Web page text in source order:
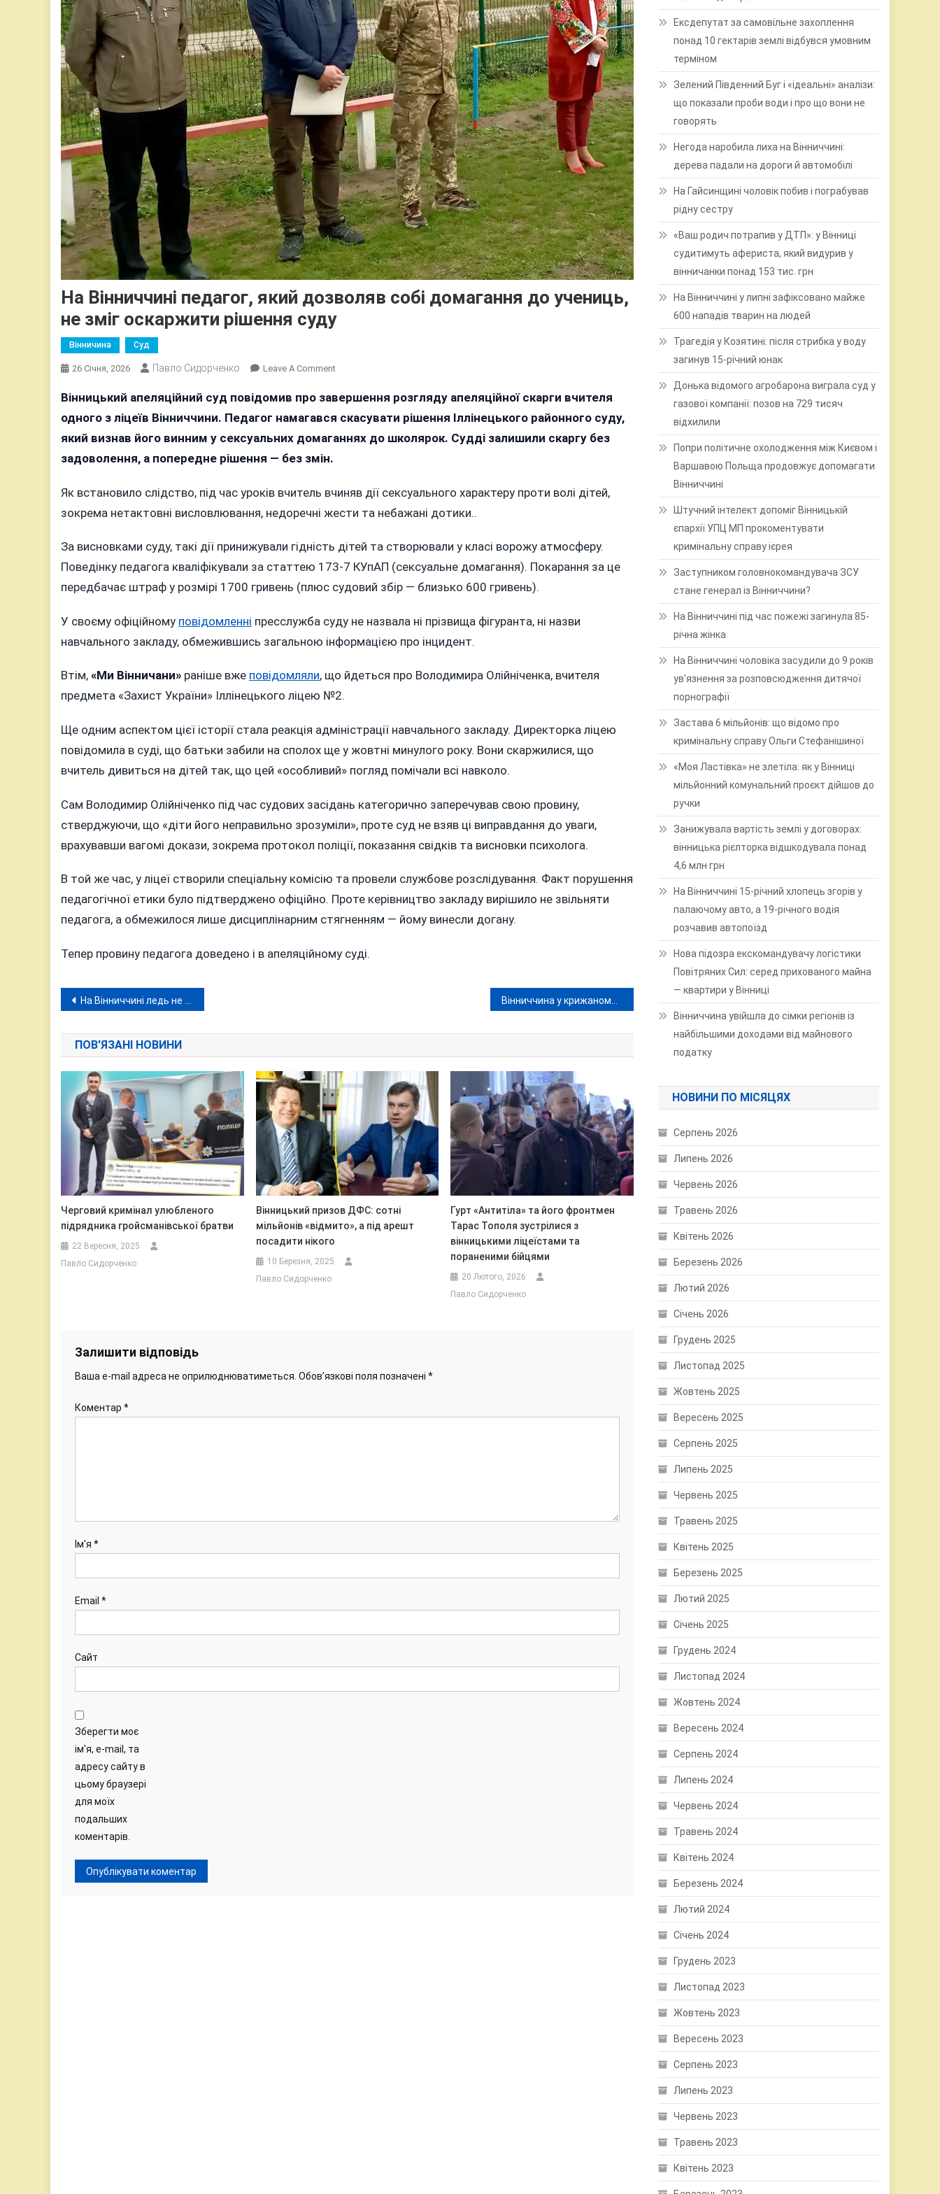
На Вінниччині педагог, який дозволяв собі домагання до учениць,
не зміг оскаржити рішення суду
Вінничина Суд
26 Січня, 2026 Павло Сидорченко Leave A CommentOn
Вінниччині
Педагог,
До
Учениць,
Зміг
Оскаржити
Суду
Вінницький апеляційний суд повідомив про завершення розгляду апеляційної скарги вчителя
одного з ліцеїв Вінниччини. Педагог намагався скасувати рішення Іллінецького районного суду,
який визнав його винним у сексуальних домаганнях до школярок. Судді залишили скаргу без
задоволення, а попередне рішення — без змін.
Як встановило слідство, під час уроків вчитель вчиняв дії сексуального характеру проти волі дітей,
зокрема нетактовні висловлювання, недоречні жести та небажані дотики..
За висновками суду, такі дії принижували гідність дітей та створювали у класі ворожу атмосферу.
Поведінку педагога кваліфікували за статтею 173-7 КУпАП (сексуальне домагання). Покарання за це
передбачає штраф у розмірі 1700 гривень (плюс судовий збір — близько 600 гривень).
У своєму офіційному повідомленні пресслужба суду не назвала ні прізвища фігуранта, ні назви
навчального закладу, обмежившись загальною інформацією про інцидент.
Втім, «Ми Вінничани» раніше вже повідомляли, що йдеться про Володимира Олійніченка, вчителя
предмета «Захист України» Іллінецького ліцею №2.
Ще одним аспектом цієї історії стала реакція адміністрації навчального закладу. Директорка ліцею
повідомила в суді, що батьки забили на сполох ще у жовтні минулого року. Вони скаржилися, що
вчитель дивиться на дітей так, що цей «особливий» погляд помічали всі навколо.
Сам Володимир Олійніченко під час судових засідань категорично заперечував свою провину,
стверджуючи, що «діти його неправильно зрозуміли», проте суд не взяв ці виправдання до уваги,
врахувавши вагомі докази, зокрема протокол поліції, показання свідків та висновки психолога.
В той же час, у ліцеї створили спеціальну комісію та провели службове розслідування. Факт порушення
педагогічної етики було підтверджено офіційно. Проте керівництво закладу вирішило не звільняти
педагога, а обмежилося лише дисциплінарним стягненням — йому винесли догану.
Тепер провину педагога доведено і в апеляційному суді.
Навігація
записів
На Вінниччині ледь не згоріла зменшена копія Володимирського собору
ПОВ'ЯЗАНІ НОВИНИ
Черговий кримінал улюбленого
підрядника гройсманівської братви
22 Вересня, 2025
Павло Сидорченко
Вінницький призов ДФС: сотні
мільйонів «відмито», а під арешт
посадити нікого
10 Березня, 2025
Павло Сидорченко
Гурт «Антитіла» та його фронтмен
Тарас Тополя зустрілися з
вінницькими ліцеїстами та
пораненими бійцями
20 Лютого, 2026
Павло Сидорченко
Залишити відповідь
Ваша e-mail адреса не оприлюднюватиметься. Обов’язкові поля позначені *
Коментар *
Ім'я *
Email *
Сайт
Зберегти моє
ім'я, e-mail, та
адресу сайту в
цьому браузері
для моїх
подальших
коментарів.
Ексдепутат за самовільне захоплення
понад 10 гектарів землі відбувся умовним
терміном
Зелений Південний Буг і «ідеальні» аналізи:
що показали проби води і про що вони не
говорять
Негода наробила лиха на Вінниччині:
дерева падали на дороги й автомобілі
На Гайсинщині чоловік побив і пограбував
рідну сестру
«Ваш родич потрапив у ДТП»: у Вінниці
судитимуть афериста, який видурив у
вінничанки понад 153 тис. грн
На Вінниччині у липні зафіксовано майже
600 нападів тварин на людей
Трагедія у Козятині: після стрибка у воду
загинув 15-річний юнак
Донька відомого агробарона виграла суд у
газової компанії: позов на 729 тисяч
відхилили
Попри політичне охолодження між Києвом і
Варшавою Польща продовжує допомагати
Вінниччині
Штучний інтелект допоміг Вінницькій
єпархії УПЦ МП прокоментувати
кримінальну справу ієрея
Заступником головнокомандувача ЗСУ
стане генерал із Вінниччини?
На Вінниччині під час пожежі загинула 85-
річна жінка
На Вінниччині чоловіка засудили до 9 років
ув’язнення за розповсюдження дитячої
порнографії
Застава 6 мільйонів: що відомо про
кримінальну справу Ольги Стефанішиної
«Моя Ластівка» не злетіла: як у Вінниці
мільйонний комунальний проєкт дійшов до
ручки
Занижувала вартість землі у договорах:
вінницька рієлторка відшкодувала понад
4,6 млн грн
На Вінниччині 15-річний хлопець згорів у
палаючому авто, а 19-річного водія
розчавив автопоїзд
Нова підозра екскомандувачу логістики
Повітряних Сил: серед прихованого майна
— квартири у Вінниці
Вінниччина увійшла до сімки регіонів із
найбільшими доходами від майнового
податку
НОВИНИ ПО МІСЯЦЯХ
Серпень 2026
Липень 2026
Червень 2026
Травень 2026
Квітень 2026
Березень 2026
Лютий 2026
Січень 2026
Грудень 2025
Листопад 2025
Жовтень 2025
Вересень 2025
Серпень 2025
Липень 2025
Червень 2025
Травень 2025
Квітень 2025
Березень 2025
Лютий 2025
Січень 2025
Грудень 2024
Листопад 2024
Жовтень 2024
Вересень 2024
Серпень 2024
Липень 2024
Червень 2024
Травень 2024
Квітень 2024
Березень 2024
Лютий 2024
Січень 2024
Грудень 2023
Листопад 2023
Жовтень 2023
Вересень 2023
Серпень 2023
Липень 2023
Червень 2023
Травень 2023
Квітень 2023